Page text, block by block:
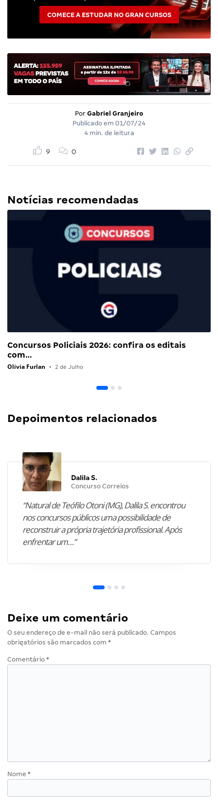
COMECE A ESTUDAR NO GRAN CURSOS
Por Gabriel Granjeiro
Publicado em 01/07/24
4 min. de leitura
9 0
Notícias recomendadas
Concursos Policiais 2026: confira os editais
com…
Olivia Furlan • 2 de Julho
Depoimentos relacionados
Dalila S.
Concurso Correios
“Natural de Teófilo Otoni (MG), Dalila S. encontrou
nos concursos públicos uma possibilidade de
reconstruir a própria trajetória profissional. Após
enfrentar um…”
Deixe um comentário
O seu endereço de e-mail não será publicado. Campos
obrigatórios são marcados com *
Comentário *
Nome *